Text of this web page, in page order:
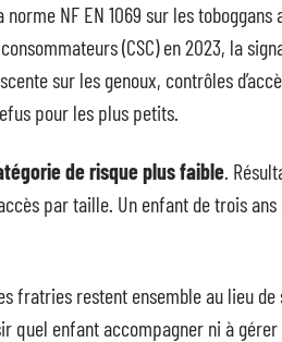
NF EN 1069 sur les
(CSC) en 2023, la
sur les genoux, contrôles
pour les plus petits.
de risque plus faible.
par taille. Un enfant de trois
fratries restent ensemble au lieu
quel enfant accompagner ni à